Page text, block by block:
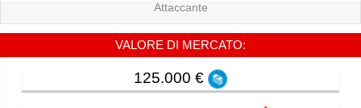
Attaccante
VALORE DI MERCATO:
125.000 €